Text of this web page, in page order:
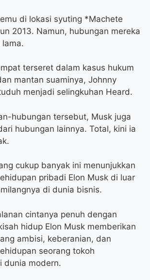
di lokasi syuting *Machete
2013. Namun, hubungan mereka
terseret dalam kasus hukum
mantan suaminya, Johnny
menjadi selingkuhan Heard.
hubungan tersebut, Musk juga
hubungan lainnya. Total, kini ia
cukup banyak ini menunjukkan
pribadi Elon Musk di luar
di dunia bisnis.
cintanya penuh dengan
hidup Elon Musk memberikan
ambisi, keberanian, dan
seorang tokoh
dunia modern.